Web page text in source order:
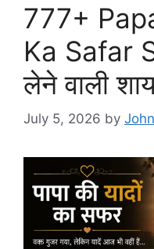
777+
Ka Safar
लेने वाली
July 5, 2026 by John